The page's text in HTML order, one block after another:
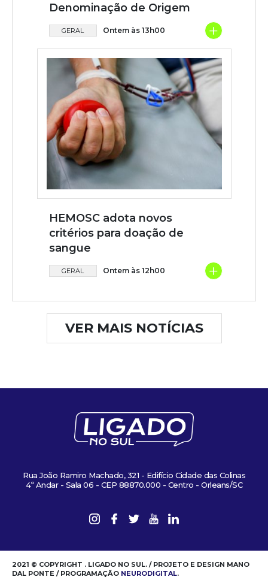
Denominação de Origem
GERAL Ontem às 13h00 +
HEMOSC adota novos
critérios para doação de
sangue
GERAL Ontem às 12h00 +
VER MAIS NOTÍCIAS
Rua João Ramiro Machado, 321 - Edifício Cidade das Colinas
4º Andar - Sala 06 - CEP 88870.000 - Centro - Orleans/SC
2021 © COPYRIGHT . LIGADO NO SUL. / PROJETO E DESIGN MANO
DAL PONTE / PROGRAMAÇÃO NEURODIGITAL.